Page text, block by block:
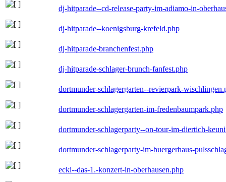
dj-hitparade--cd-release-party-im-adiamo-in-
dj-hitparade--koenigsburg-krefeld.php
dj-hitparade-branchenfest.php
dj-hitparade-schlager-brunch-fanfest.php
dortmunder-schlagergarten--revierpark-
dortmunder-schlagergarten-im-fredenbaumpark.php
dortmunder-schlagerparty--on-tour-im-diertich-
dortmunder-schlagerparty-im-buergerhaus-
ecki--das-1.-konzert-in-oberhausen.php